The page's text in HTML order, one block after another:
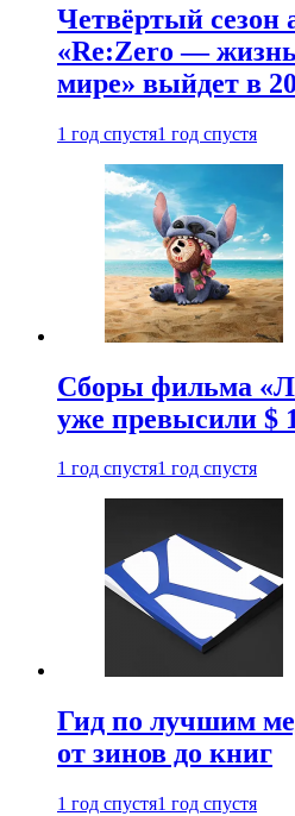
Четвёртый сезон
«Re:Zero —
мире» выйдет в
1 год спустя1 год спустя
Сборы фильма
уже превысили $
1 год спустя1 год спустя
Гид по лучшим
от зинов до книг
1 год спустя1 год спустя